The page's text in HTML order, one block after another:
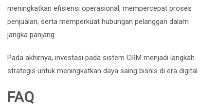
meningkatkan efisiensi operasional, mempercepat proses
penjualan, serta memperkuat hubungan pelanggan dalam
jangka panjang.
Pada akhirnya, investasi pada sistem CRM menjadi langkah
strategis untuk meningkatkan daya saing bisnis di era digital.
FAQ